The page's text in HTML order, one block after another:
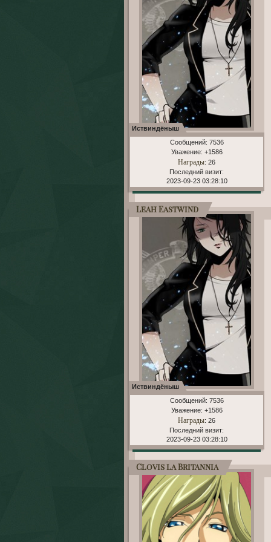
Иствиндёныш
Сообщений: 7536
Уважение: +1586
Награды: 26
Последний визит:
2023-09-23 03:28:10
Leah Eastwind
Иствиндёныш
Сообщений: 7536
Уважение: +1586
Награды: 26
Последний визит:
2023-09-23 03:28:10
Clovis la Britannia